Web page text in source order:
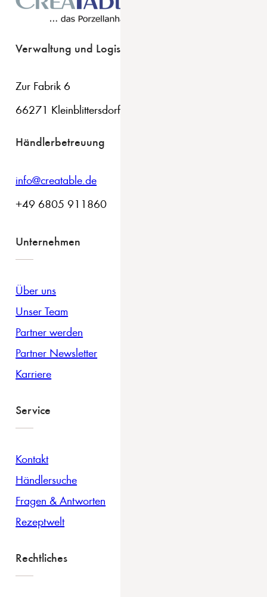
Verwaltung und Logistik
Zur Fabrik 6
66271 Kleinblittersdorf
Händlerbetreuung
info@creatable.de
+49 6805 911860
Unternehmen
Über uns
Unser Team
Partner werden
Partner Newsletter
Karriere
Service
Kontakt
Händlersuche
Fragen & Antworten
Rezeptwelt
Rechtliches